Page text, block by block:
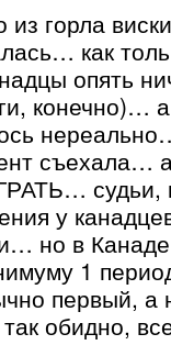
горла
как
опять
конечно)…
съехала…
судьи,
у
но в Канаде
1
первый, а
обидно,